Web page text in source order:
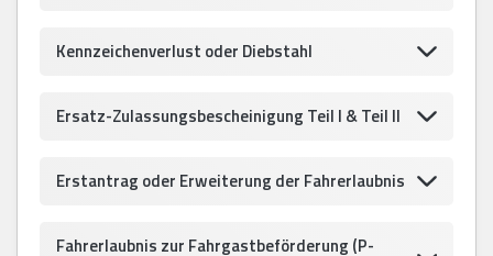
Kennzeichenverlust oder Diebstahl
Ersatz-Zulassungsbescheinigung Teil I & Teil II
Erstantrag oder Erweiterung der Fahrerlaubnis
Fahrerlaubnis zur Fahrgastbeförderung (P-